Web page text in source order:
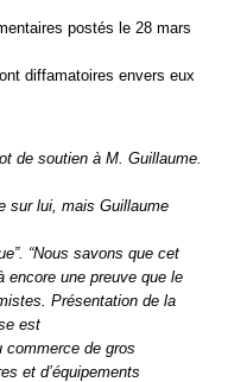
postés le 28 mars
diffamatoires envers eux
de soutien à M. Guillaume.
sur lui, mais Guillaume
“Nous savons que cet
encore une preuve que le
Présentation de la
est
commerce de gros
et d’équipements